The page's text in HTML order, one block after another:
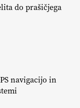
do prašičjega
navigacijo in